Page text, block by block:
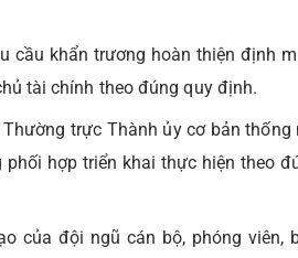
cầu khẩn trương hoàn thiện định
tài chính theo đúng quy định.
trực Thành ủy cơ bản thống
hợp triển khai thực hiện theo
của đội ngũ cán bộ, phóng viên,